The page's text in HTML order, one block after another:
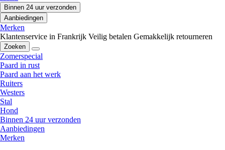
Binnen 24 uur verzonden
Aanbiedingen
Merken
Klantenservice in Frankrijk Veilig betalen Gemakkelijk retourneren
Zoeken
Zomerspecial
Paard in rust
Paard aan het werk
Ruiters
Westers
Stal
Hond
Binnen 24 uur verzonden
Aanbiedingen
Merken